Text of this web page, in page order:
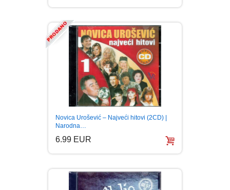
Novica Urošević – Najveći hitovi (2CD) |
Narodna…
6.99 EUR